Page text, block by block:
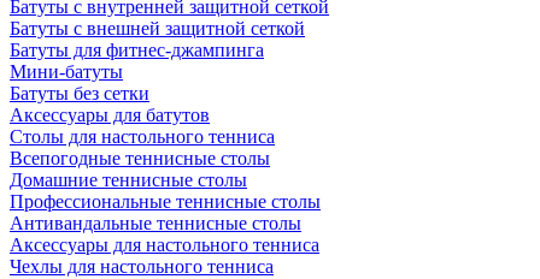
Батуты с внутренней защитной сеткой
Батуты с внешней защитной сеткой
Батуты для фитнес-джампинга
Мини-батуты
Батуты без сетки
Аксессуары для батутов
Столы для настольного тенниса
Всепогодные теннисные столы
Домашние теннисные столы
Профессиональные теннисные столы
Антивандальные теннисные столы
Аксессуары для настольного тенниса
Чехлы для настольного тенниса